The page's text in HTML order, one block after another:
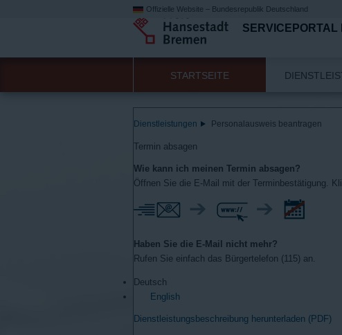
Offizielle Website – Bundesrepublik Deutschland
SERVICEPORTAL
STARTSEITE
Dienstleistungen Personalausweis beantragen
Termin absagen
Wie kann ich meinen Termin absagen?
Öffnen Sie die E-Mail mit der Terminbestätigung.
Haben Sie die E-Mail nicht mehr?
Rufen Sie einfach das Bürgertelefon (115) an.
Deutsch
English
Dienstleistungsbeschreibung herunterladen (PDF)